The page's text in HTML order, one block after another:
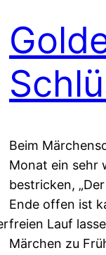
Beim
Monat ein sehr
bestricken,
Ende offen ist
freien Lauf
Märchen zu